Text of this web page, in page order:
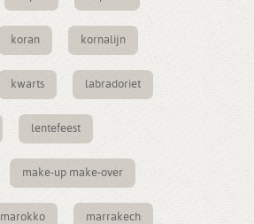
koran kornalijn
kwarts labradoriet
lentefeest
make-up make-over
marokko marrakech